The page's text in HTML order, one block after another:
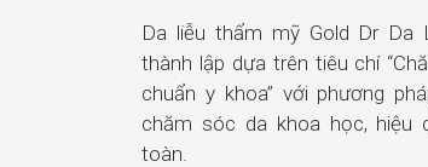
Da liễu thẩm mỹ Gold Dr Da
thành lập dựa trên tiêu chí
chuẩn y khoa” với phương
chăm sóc da khoa học, hiệu
toàn.